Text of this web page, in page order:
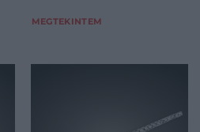
MEGTEKINTEM